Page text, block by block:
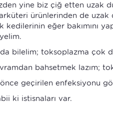
yine biz çiğ etten uzak
ürünlerinden de uzak
kedilerinin eğer bakımını
bilelim; toksoplazma çok
bahsetmek lazım;
geçirilen enfeksiyonu
ki istisnaları var.